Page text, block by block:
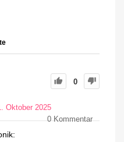
0
Oktober 2025
0Kommentar